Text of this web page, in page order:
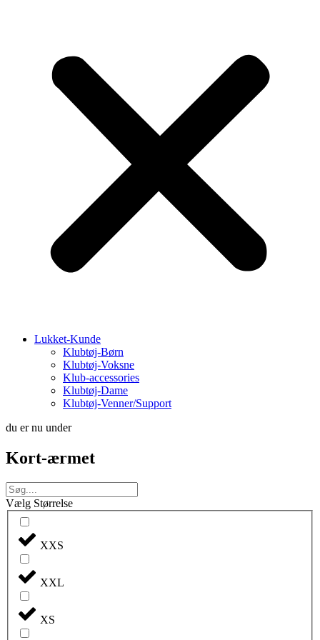
Lukket-Kunde
Klubtøj-Børn
Klubtøj-Voksne
Klub-accessories
Klubtøj-Dame
Klubtøj-Venner/Support
du er nu under
Kort-ærmet
Vælg Størrelse
XXS
XXL
XS